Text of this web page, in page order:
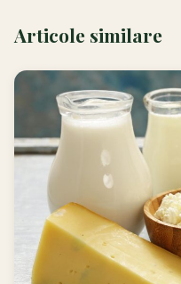
Articole similare